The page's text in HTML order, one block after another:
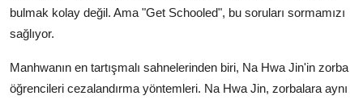
bulmak kolay değil. Ama "Get Schooled", bu soruları sormamızı
sağlıyor.
Manhwanın en tartışmalı sahnelerinden biri, Na Hwa Jin'in zorba
öğrencileri cezalandırma yöntemleri. Na Hwa Jin, zorbalara aynı